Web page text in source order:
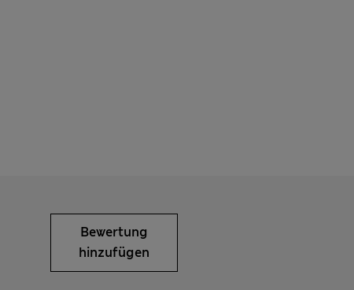
Bewertung
hinzufügen